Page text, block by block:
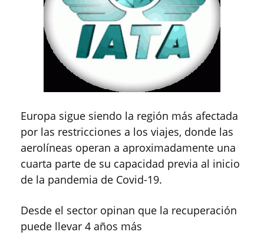
Europa sigue siendo la región más afectada
por las restricciones a los viajes, donde las
aerolíneas operan a aproximadamente una
cuarta parte de su capacidad previa al inicio
de la pandemia de Covid-19.
Desde el sector opinan que la recuperación
puede llevar 4 años más